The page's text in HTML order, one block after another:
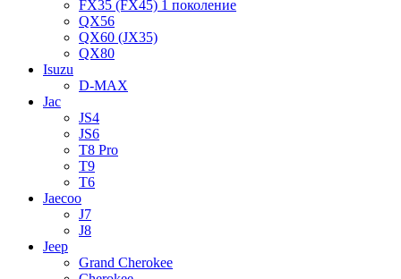
FX35 (FX45) 1 поколение
QX56
QX60 (JX35)
QX80
Isuzu
D-MAX
Jac
JS4
JS6
T8 Pro
T9
T6
Jaecoo
J7
J8
Jeep
Grand Cherokee